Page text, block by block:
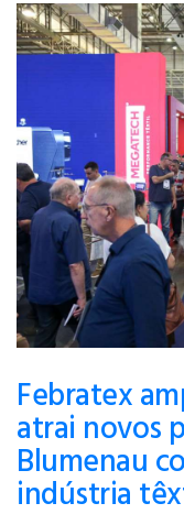
Febratex
atrai novos
Blumenau
indústria